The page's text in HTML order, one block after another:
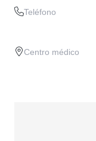
Teléfono
Centro médico